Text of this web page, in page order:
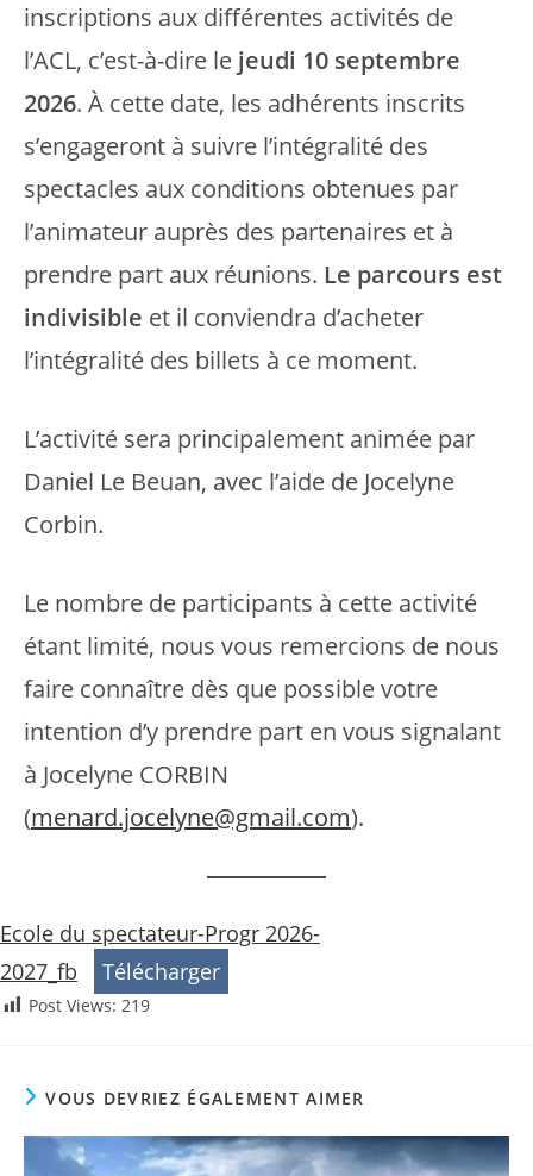
inscriptions aux différentes activités de
l’ACL, c’est-à-dire le jeudi 10 septembre
2026. À cette date, les adhérents inscrits
s’engageront à suivre l’intégralité des
spectacles aux conditions obtenues par
l’animateur auprès des partenaires et à
prendre part aux réunions. Le parcours est
indivisible et il conviendra d’acheter
l’intégralité des billets à ce moment.
L’activité sera principalement animée par
Daniel Le Beuan, avec l’aide de Jocelyne
Corbin.
Le nombre de participants à cette activité
étant limité, nous vous remercions de nous
faire connaître dès que possible votre
intention d’y prendre part en vous signalant
à Jocelyne CORBIN
(menard.jocelyne@gmail.com).
Ecole du spectateur-Progr 2026-
2027_fb
Télécharger
Post Views: 219
VOUS DEVRIEZ ÉGALEMENT AIMER